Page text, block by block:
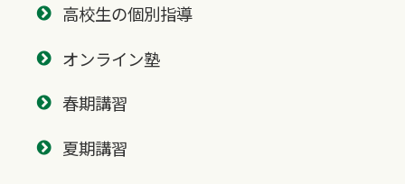
高校生の個別指導
オンライン塾
春期講習
夏期講習